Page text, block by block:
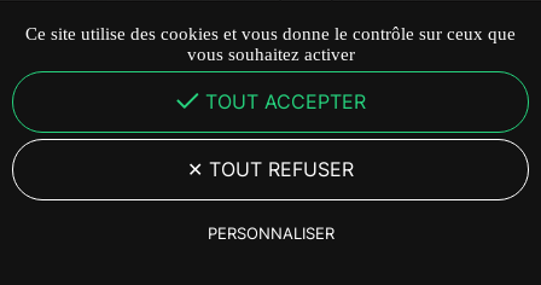
arayışındalar. YOT projesi, tam olarak bu dinamikten
yola çıkarak hayata geçirildi.
28 Mayıs 2026
Ce site utilise des cookies et vous donne le contrôle sur ceux que
vous souhaitez activer
TOUT ACCEPTER
TOUT REFUSER
PERSONNALISER